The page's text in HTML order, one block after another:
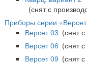
(снят с
Приборы серии
Версет 03 (снят
Версет 06 (снят
Версет 09 (снят